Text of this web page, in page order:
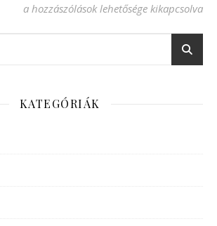
Egészséges páratartalom a fűtési
a hozzászólások lehetősége kikapcsolva
KATEGÓRIÁK